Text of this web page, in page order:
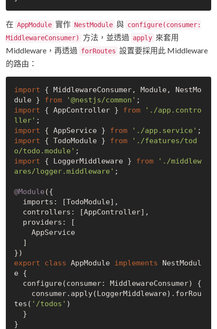
在 AppModule 實作 NestModule 與 configure(consumer:
MiddlewareConsumer)
方法，並透過 apply 來套用
Middleware，再透過 forRoutes 設置要採用此 Middleware
的路由：
import { MiddlewareConsumer, Module, NestMo
dule } from '@nestjs/common'
import { AppController } from
'./app.contro
ller'
import { AppService } from './app.service'
import { TodoModule } from
'./features/tod
o/todo.module'
import { LoggerMiddleware } from
'./middlew
ares/logger.middleware' ;
@Module ({
export
class AppModule implements NestModul
e {
tes( '/todos' )